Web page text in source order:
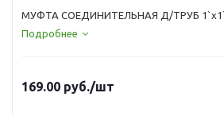
МУФТА СОЕДИНИТЕЛЬНАЯ Д/ТРУБ 1`х1`
Подробнее
169.00 руб./шт